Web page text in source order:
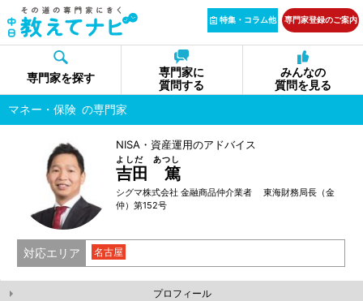
特集・コラム他 専門家登録のご案内
専門家を探す
専門家に
質問する
みんなの
質問を見る
マネー・保険 の専門家
NISA・資産運用のアドバイス
吉田 篤
よしだ あつし
シグマ株式会社 金融商品仲介業者 東海財務局長（金
仲）第152号
対応エリア 名古屋
プロフィール